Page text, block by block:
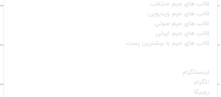
قالب‌ های میم منتخب
قالب‌ های میم ویدیویی
قالب‌ های میم صوتی
قالب‌ های میم ایرانی
قالب‌ های میم با بیشترین پست
اینستاگرام
تلگرام
روبیکا